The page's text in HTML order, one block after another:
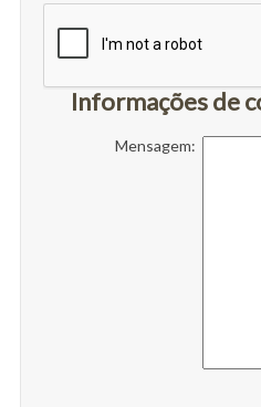
Informações de
Mensagem: